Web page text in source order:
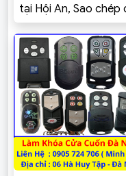
tại Hội An, Sao chép
khiển Cửa cuốn